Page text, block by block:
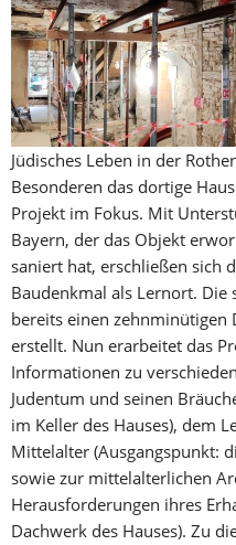
Jüdisches Leben in der
Besonderen das dortige
Projekt im Fokus. Mit
Bayern, der das Objekt
saniert hat, erschließen sich
Baudenkmal als Lernort. Die
bereits einen
erstellt. Nun erarbeitet das
Informationen zu
Judentum und seinen
im Keller des Hauses), dem
Mittelalter (Ausgangspunkt:
sowie zur mittelalterlichen
Herausforderungen ihres
Dachwerk des Hauses). Zu